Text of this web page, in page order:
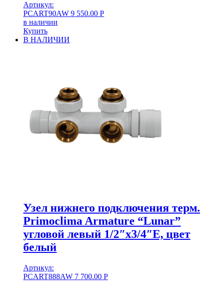
Артикул:
PCART90AW 9 550.00 Р
в наличии
Купить
В НАЛИЧИИ
Узел нижнего подключения терм.
Primoclima Armature “Lunar”
угловой левый 1/2″х3/4″Е, цвет
белый
Артикул:
PCART888AW 7 700.00 Р